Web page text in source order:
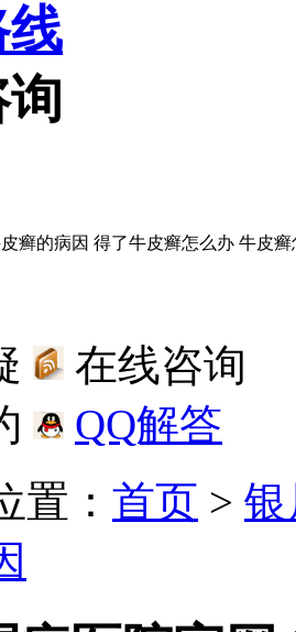
癣的病因 得了牛皮癣怎么办 牛皮癣
在线咨询
QQ解答
置： 首页 >